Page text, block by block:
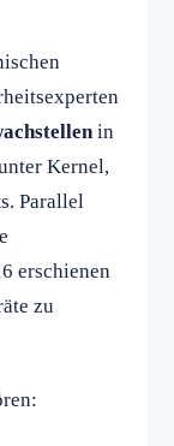
in
Kernel,
Parallel
erschienen
zu